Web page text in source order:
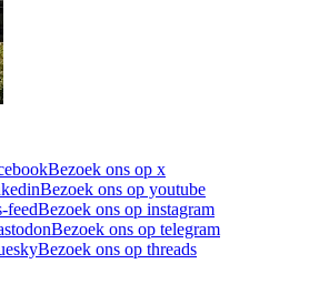
Bezoek ons op x
Bezoek ons op youtube
feedBezoek ons op instagram
Bezoek ons op telegram
Bezoek ons op threads